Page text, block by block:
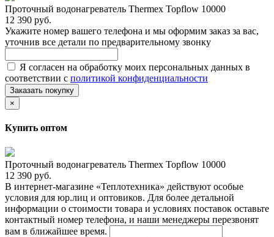
Проточный водонагреватель Thermex Topflow 10000
12 390 руб.
Укажите номер вашего телефона и мы оформим заказ за вас,
уточнив все детали по предварительному звонку
Я согласен на обработку моих персональных данных в
соответствии с политикой конфиденциальности
Заказать покупку
×
Купить оптом
Проточный водонагреватель Thermex Topflow 10000
12 390 руб.
В интернет-магазине «Теплотехника» действуют особые
условия для юр.лиц и оптовиков. Для более детальной
информации о стоимости товара и условиях поставок оставьте
контактный номер телефона, и наши менеджеры перезвонят
вам в ближайшее время.